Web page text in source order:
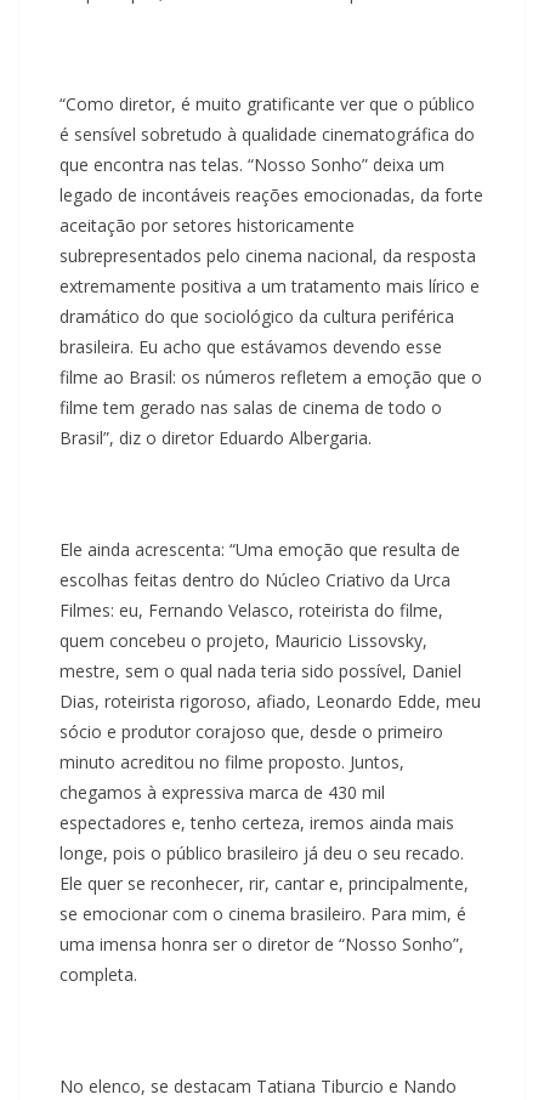
“Como diretor, é muito gratificante ver que o público
é sensível sobretudo à qualidade cinematográfica do
que encontra nas telas. “Nosso Sonho” deixa um
legado de incontáveis reações emocionadas, da forte
aceitação por setores historicamente
subrepresentados pelo cinema nacional, da resposta
extremamente positiva a um tratamento mais lírico e
dramático do que sociológico da cultura periférica
brasileira. Eu acho que estávamos devendo esse
filme ao Brasil: os números refletem a emoção que o
filme tem gerado nas salas de cinema de todo o
Brasil”, diz o diretor Eduardo Albergaria.
Ele ainda acrescenta: “Uma emoção que resulta de
escolhas feitas dentro do Núcleo Criativo da Urca
Filmes: eu, Fernando Velasco, roteirista do filme,
quem concebeu o projeto, Mauricio Lissovsky,
mestre, sem o qual nada teria sido possível, Daniel
Dias, roteirista rigoroso, afiado, Leonardo Edde, meu
sócio e produtor corajoso que, desde o primeiro
minuto acreditou no filme proposto. Juntos,
chegamos à expressiva marca de 430 mil
espectadores e, tenho certeza, iremos ainda mais
longe, pois o público brasileiro já deu o seu recado.
Ele quer se reconhecer, rir, cantar e, principalmente,
se emocionar com o cinema brasileiro. Para mim, é
uma imensa honra ser o diretor de “Nosso Sonho”,
completa.
No elenco, se destacam Tatiana Tiburcio e Nando